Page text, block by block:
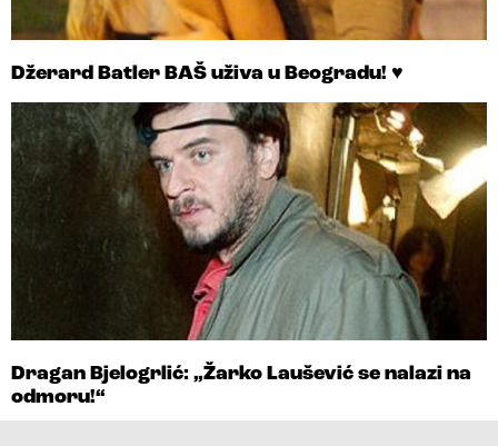
Džerard Batler BAŠ uživa u Beogradu! ♥
Dragan Bjelogrlić: „Žarko Laušević se nalazi na
odmoru!“